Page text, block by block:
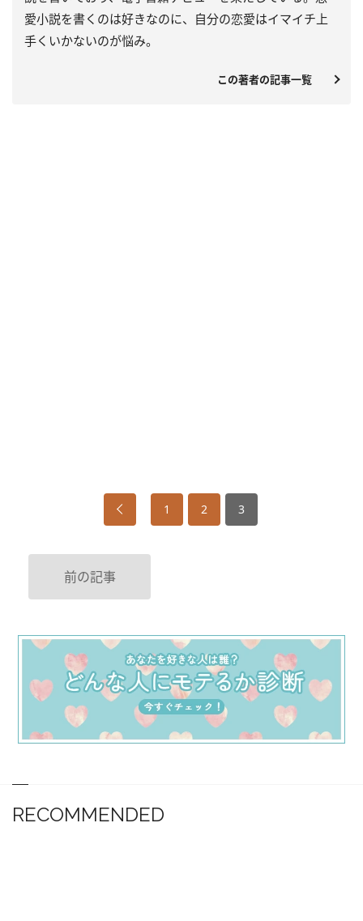
愛小説を書くのは好きなのに、自分の恋愛はイマイチ上
手くいかないのが悩み。
この著者の記事一覧
1 2 3
前の記事
RECOMMENDED